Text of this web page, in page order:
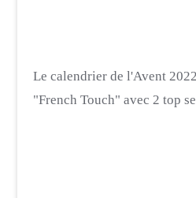
Le calendrier de l'Avent
"French Touch" avec 2 top